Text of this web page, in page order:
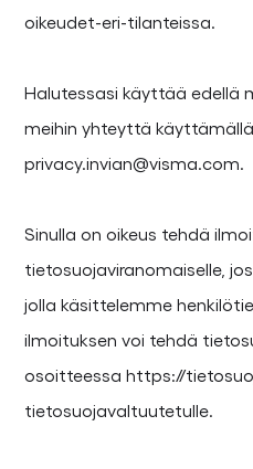
oikeudet-eri-tilanteissa.
Halutessasi käyttää edellä
meihin yhteyttä
privacy.invian@visma.com.
Sinulla on oikeus tehdä
tietosuojaviranomaiselle,
jolla käsittelemme
ilmoituksen voi tehdä
osoitteessa https://
tietosuojavaltuutetulle.